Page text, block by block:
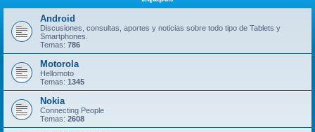
Android
Discusiones, consultas, aportes y noticias sobre todo tipo de Tablets y
Smartphones.
Temas: 786
Motorola
Hellomoto
Temas: 1345
Nokia
Connecting People
Temas: 2608